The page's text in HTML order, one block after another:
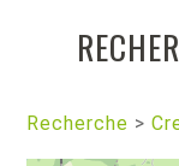
Recherche >